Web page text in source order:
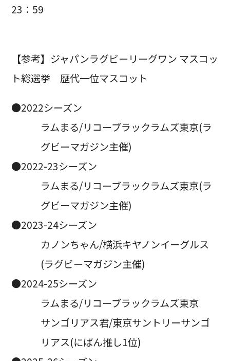
23：59
【参考】ジャパンラグビーリーグワン マスコッ
ト総選挙 歴代一位マスコット
●2022シーズン
ラムまる/リコーブラックラムズ東京(ラ
グビーマガジン主催)
●2022-23シーズン
ラムまる/リコーブラックラムズ東京(ラ
グビーマガジン主催)
●2023-24シーズン
カノンちゃん/横浜キヤノンイーグルス
(ラグビーマガジン主催)
●2024-25シーズン
ラムまる/リコーブラックラムズ東京
サンゴリアス君/東京サントリーサンゴ
リアス(にばん推し1位)